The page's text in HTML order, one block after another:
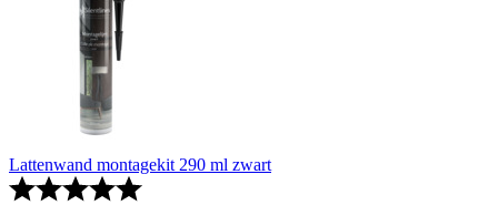
Lattenwand montagekit 290 ml zwart